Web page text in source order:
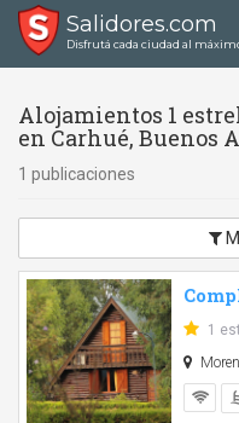
Salidores.com
Disfrutá cada ciudad al
Alojamientos 1
en Carhué, Buenos
1 publicaciones
1